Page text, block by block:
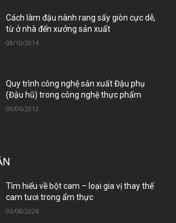
Cách làm đậu nành rang sấy giòn cực dễ,
từ ở nhà đến xưởng sản xuất
08/10/2014
Quy trình công nghệ sản xuất Đậu phụ
(Đậu hũ) trong công nghệ thực phẩm
09/06/2013
Tìm hiểu về bột cam – loại gia vị thay thế
cam tươi trong ẩm thực
03/08/2026